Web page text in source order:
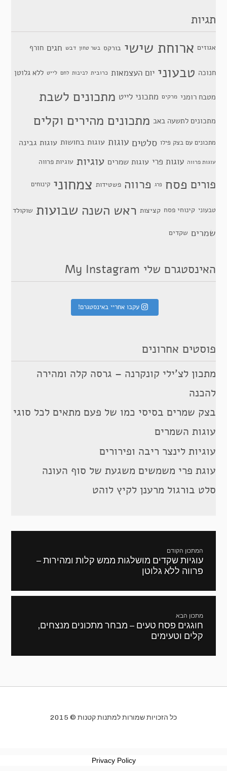
תגיות
אגוזים ארוחת שישי בורקס בשר טחון דבש חגים חורף
חנוכה טבעוני יום העצמאות כרובית לביבות לחם לייט ללא גלוטן
מטבח רומני מרקים מתכוני לייט מתכונים לשבת
מתכונים לתשעה באב מתכונים מהירים וקלים
מתכונים עם בצק פילו סלטים עוגות עוגות בחושות עוגות גבינה
עוגות פרווה עוגות פרי עוגות שמרים עוגיות עוגיות פרווה
פורים פסח פרג פרווה פשטידות צמחוני קינוחים
טבעוני קינוחי פסח קציצות ראש השנה שבועות שוקולד
שמרים שקדים
האינסטגרם שלי My Instagram
עקבו אחריי באינסטגרם!
פוסטים אחרונים
מתכון לצ’ילי קונקרנה – גרסה קלה ומהירה
להכנה
בצק שמרים בסיסי כמו של פעם מתאים לכל סוגי
עוגות השמרים
עוגיות לינצר ריבה ופירורים
עוגת פרי משמשים משגעת של סוף העונה
סלט בורגול מרענן לקיץ לוהט
המתכון הקודם
מתכון
קודם:
עוגיות שקדים מושלגות ממש קלות ומהירות –
פרווה ללא גלוטן
מתכון הבא
המתכון
הבא:
חוגגים פסח טעים – מבחר מתכונים מנצחים,
קלים וטעימים
כל הזכויות שמורות למתנות קטנות © 2015
Privacy Policy